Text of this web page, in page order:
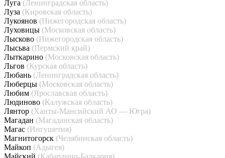
Луга (Ленинградская область)
Луза (Кировская область)
Лукоянов (Нижегородская область)
Луховицы (Московская область)
Лысково (Нижегородская область)
Лысьва (Пермский край)
Лыткарино (Московская область)
Льгов (Курская область)
Любань (Ленинградская область)
Люберцы (Московская область)
Любим (Ярославская область)
Людиново (Калужская область)
Лянтор (Ханты-Мансийский АО — Югра)
Магадан (Магаданская область)
Магас (Ингушетия)
Магнитогорск (Челябинская область)
Майкоп (Адыгея)